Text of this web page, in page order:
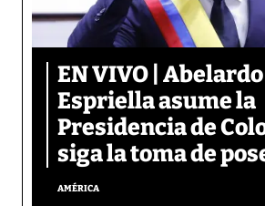
EN VIVO |
Espriella asume la
Presidencia de
siga la toma de
AMÉRICA